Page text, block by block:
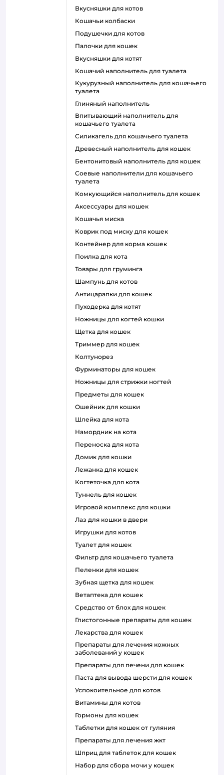
вкусняшки для котов
кошачьи колбаски
подушечки для котов
палочки для кошек
вкусняшки для котят
кошачий наполнитель для туалета
кукурузный наполнитель для кошачьего
туалета
глиняный наполнитель
впитывающий наполнитель для
кошачьего туалета
силикагель для кошачьего туалета
древесный наполнитель для кошек
бентонитовый наполнитель для кошек
соевые наполнители для кошачьего
туалета
комкующийся наполнитель для кошек
аксессуары для кошек
кошачья миска
коврик под миску для кошек
контейнер для корма кошек
поилка для кота
товары для груминга
шампунь для котов
антицарапки для кошек
пуходерка для котят
ножницы для когтей кошки
щетка для кошек
триммер для кошек
колтунорез
фурминаторы для кошек
ножницы для стрижки ногтей
предметы для кошек
ошейник для кошки
шлейка для кота
намордник на кота
переноска для кота
домик для кошки
лежанка для кошек
когтеточка для кота
туннель для кошек
игровой комплекс для кошки
лаз для кошки в двери
игрушки для котов
туалет для кошек
фильтр для кошачьего туалета
пеленки для кошек
зубная щетка для кошек
ветаптека для кошек
средство от блох для кошек
глистогонные препараты для кошек
лекарства для кошек
препараты для лечения кожных
заболеваний у кошек
препараты для печени для кошек
паста для вывода шерсти для кошек
успокоительное для котов
витамины для котов
гормоны для кошек
таблетки для кошек от гуляния
препараты для лечения жкт
шприц для таблеток для кошек
набор для сбора мочи у кошек